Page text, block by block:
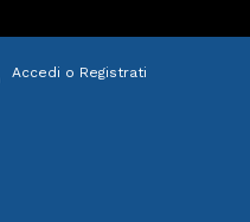
Accedi o Registrati